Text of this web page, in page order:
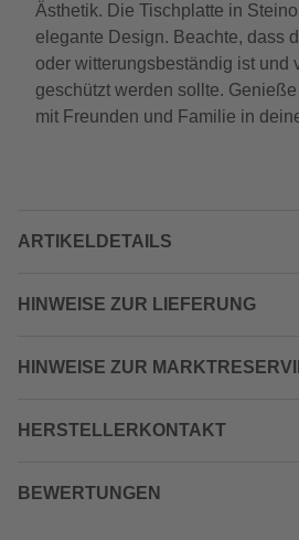
Ästhetik. Die Tischplatte in
elegante Design. Beachte, dass
oder witterungsbeständig ist und
geschützt werden sollte.
mit Freunden und Familie in
ARTIKELDETAILS
HINWEISE ZUR LIEFERUNG
HINWEISE ZUR
HERSTELLERKONTAKT
BEWERTUNGEN